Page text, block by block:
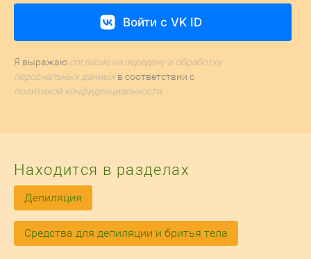
Войти с VK ID
Я выражаю согласие на передачу и обработку
персональных данныхв соответствии с
политикой конфиденциальности
Находится в разделах
Депиляция
Средства для депиляции и бритья тела